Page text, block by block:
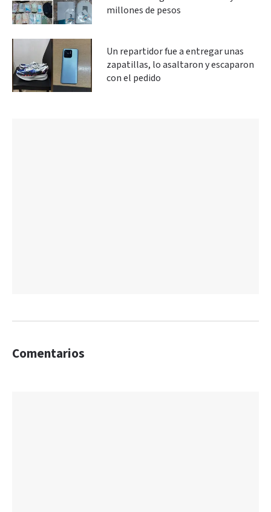
millones de pesos
Un repartidor fue a entregar unas
zapatillas, lo asaltaron y escaparon
con el pedido
Comentarios